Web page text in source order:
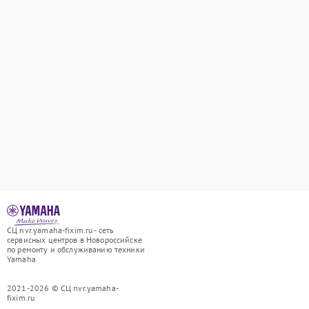
СЦ nvr.yamaha-fixim.ru - сеть
сервисных центров в Новороссийске
по ремонту и обслуживанию техники
Yamaha
2021-2026 © СЦ nvr.yamaha-
fixim.ru